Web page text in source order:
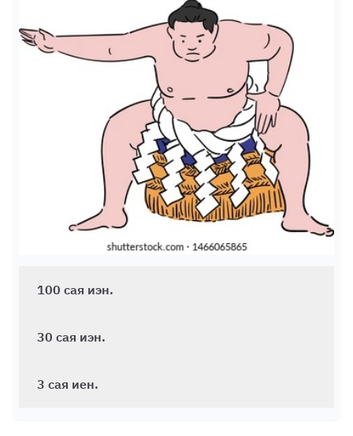
100 сая иэн.
30 сая иэн.
3 сая иен.